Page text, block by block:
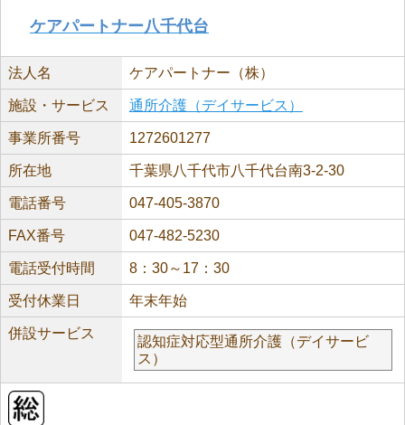
ケアパートナー八千代台
法人名 ケアパートナー（株）
施設・サービス 通所介護（デイサービス）
事業所番号 1272601277
所在地 千葉県八千代市八千代台南3-2-30
電話番号 047-405-3870
FAX番号 047-482-5230
電話受付時間 8：30～17：30
受付休業日 年末年始
併設サービス
認知症対応型通所介護（デイサービ
ス）